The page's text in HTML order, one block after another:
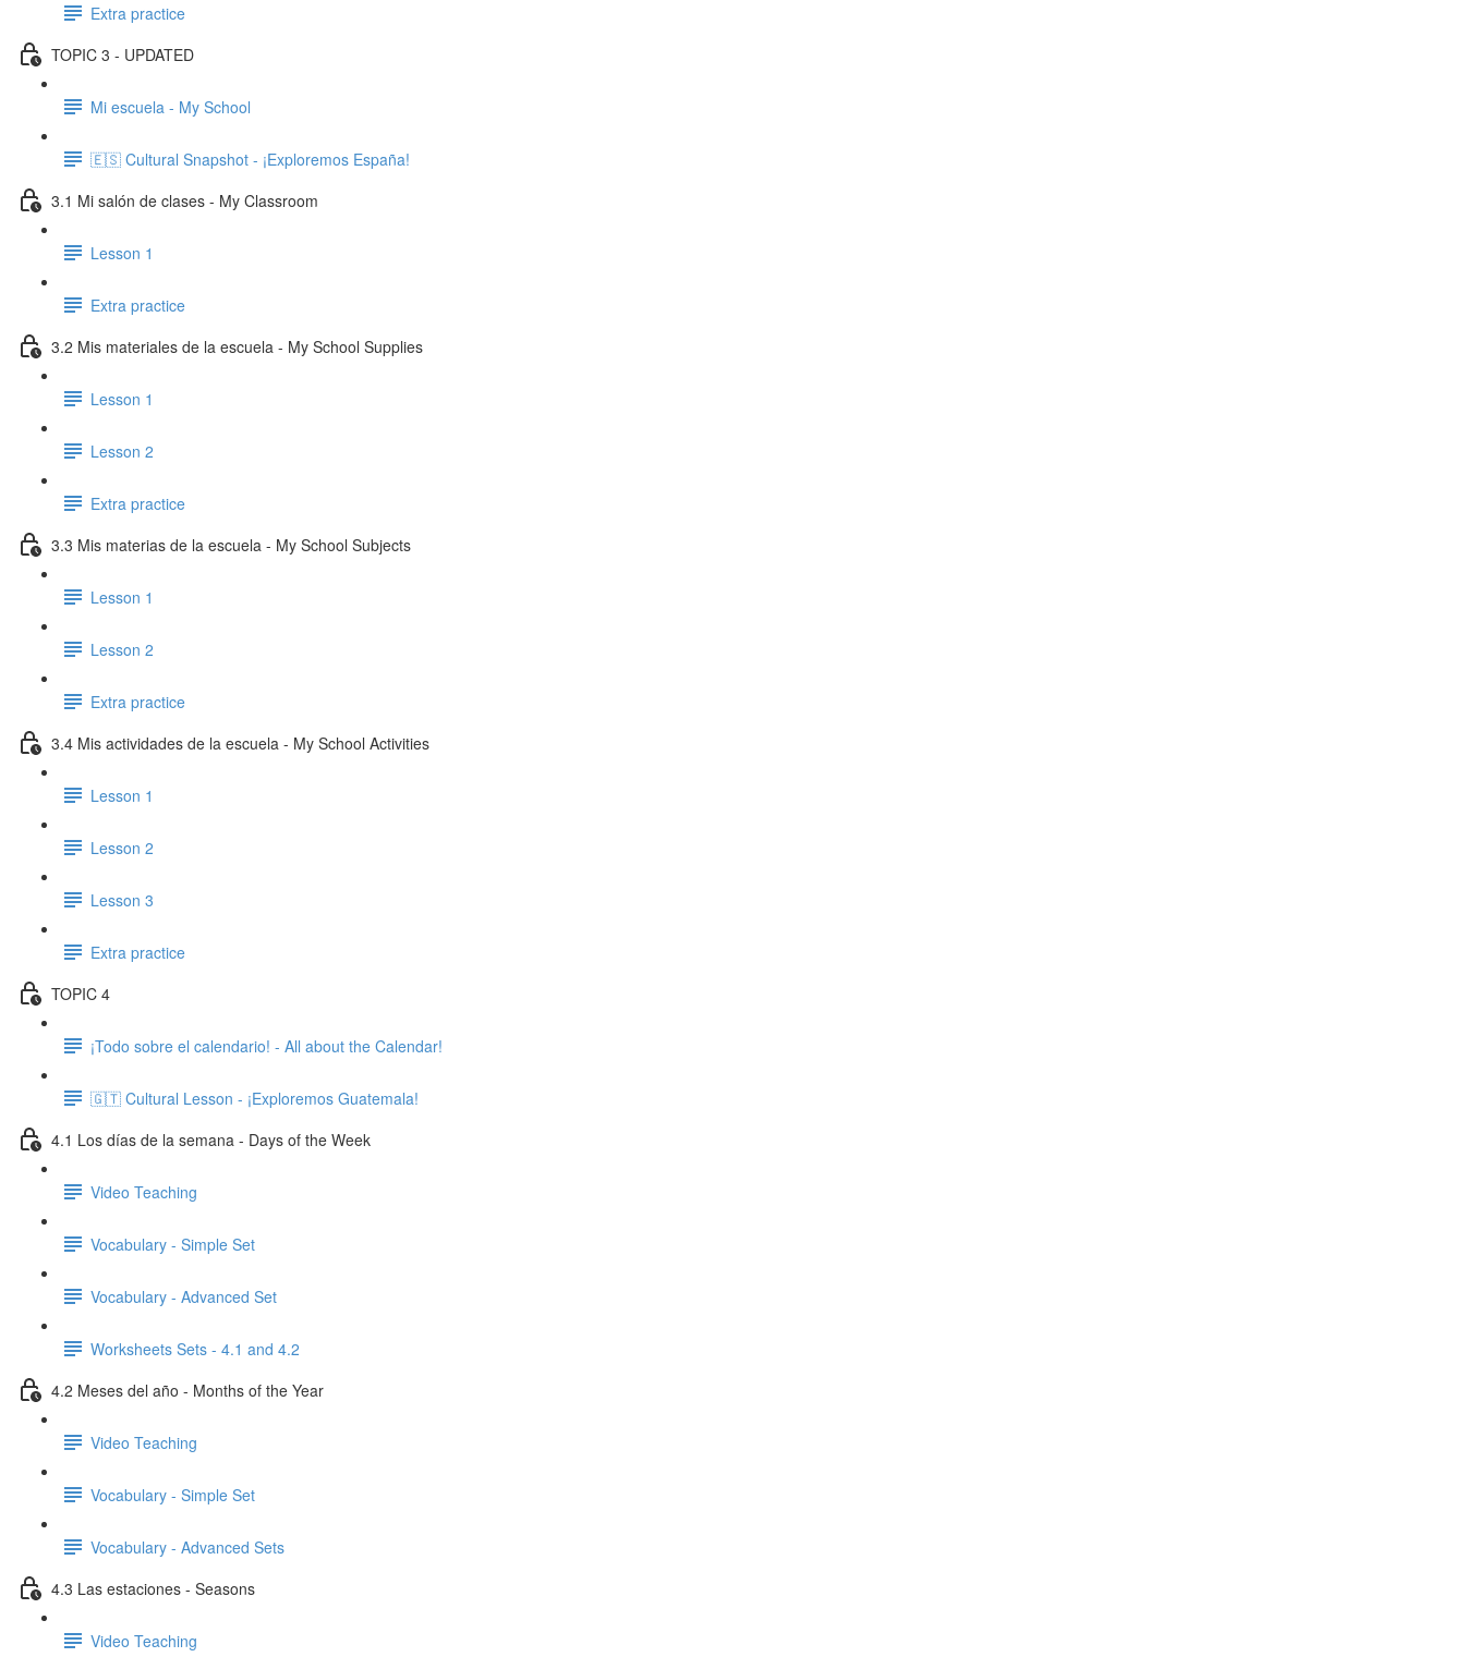
Extra practice
TOPIC 3 - UPDATED
Mi escuela - My School
🇪🇸 Cultural Snapshot - ¡Exploremos España!
3.1 Mi salón de clases - My Classroom
Lesson 1
Extra practice
3.2 Mis materiales de la escuela - My School Supplies
Lesson 1
Lesson 2
Extra practice
3.3 Mis materias de la escuela - My School Subjects
Lesson 1
Lesson 2
Extra practice
3.4 Mis actividades de la escuela - My School Activities
Lesson 1
Lesson 2
Lesson 3
Extra practice
TOPIC 4
¡Todo sobre el calendario! - All about the Calendar!
🇬🇹 Cultural Lesson - ¡Exploremos Guatemala!
4.1 Los días de la semana - Days of the Week
Video Teaching
Vocabulary - Simple Set
Vocabulary - Advanced Set
Worksheets Sets - 4.1 and 4.2
4.2 Meses del año - Months of the Year
Video Teaching
Vocabulary - Simple Set
Vocabulary - Advanced Sets
4.3 Las estaciones - Seasons
Video Teaching